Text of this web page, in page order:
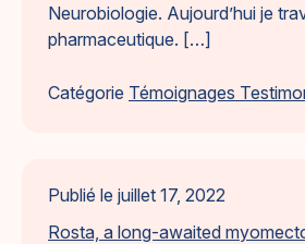
Neurobiologie. Aujourd’hui je
pharmaceutique. […]
Catégorie Témoignages
Publié le juillet 17, 2022
Rosta, a long-awaited